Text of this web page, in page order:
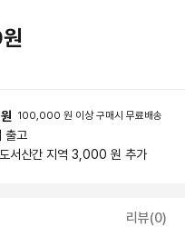
100,000 원 이상 구매시 무료배송
출고
서산간 지역 3,000 원 추가
리뷰(0)